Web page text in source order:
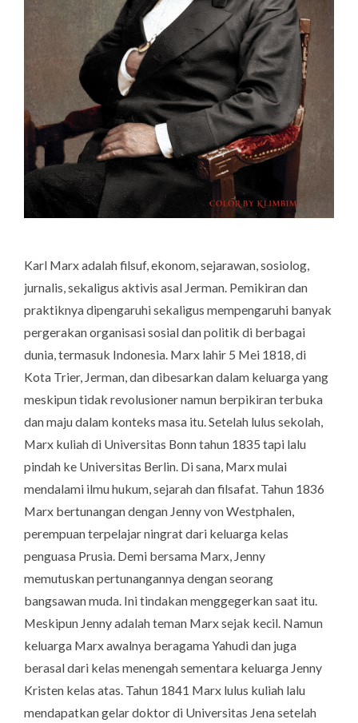
Karl Marx adalah filsuf, ekonom, sejarawan, sosiolog,
jurnalis, sekaligus aktivis asal Jerman. Pemikiran dan
praktiknya dipengaruhi sekaligus mempengaruhi banyak
pergerakan organisasi sosial dan politik di berbagai
dunia, termasuk Indonesia. Marx lahir 5 Mei 1818, di
Kota Trier, Jerman, dan dibesarkan dalam keluarga yang
meskipun tidak revolusioner namun berpikiran terbuka
dan maju dalam konteks masa itu. Setelah lulus sekolah,
Marx kuliah di Universitas Bonn tahun 1835 tapi lalu
pindah ke Universitas Berlin. Di sana, Marx mulai
mendalami ilmu hukum, sejarah dan filsafat. Tahun 1836
Marx bertunangan dengan Jenny von Westphalen,
perempuan terpelajar ningrat dari keluarga kelas
penguasa Prusia. Demi bersama Marx, Jenny
memutuskan pertunangannya dengan seorang
bangsawan muda. Ini tindakan menggegerkan saat itu.
Meskipun Jenny adalah teman Marx sejak kecil. Namun
keluarga Marx awalnya beragama Yahudi dan juga
berasal dari kelas menengah sementara keluarga Jenny
Kristen kelas atas. Tahun 1841 Marx lulus kuliah lalu
mendapatkan gelar doktor di Universitas Jena setelah